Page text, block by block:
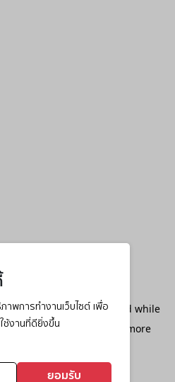
พการทำงานเว็บไซต์ เพื่อ
ช้งานที่ดียิ่งขึ้น
ยอมรับ
exception has occurred while
the browser console
for more